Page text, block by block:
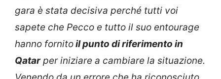
gara è stata decisiva perché tutti voi
sapete che Pecco e tutto il suo entourage
hanno fornitoil punto di riferimento in
Qatarper iniziare a cambiare la situazione.